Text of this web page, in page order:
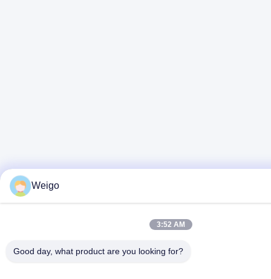
Weigo
3:52 AM
Good day, what product are you looking for?